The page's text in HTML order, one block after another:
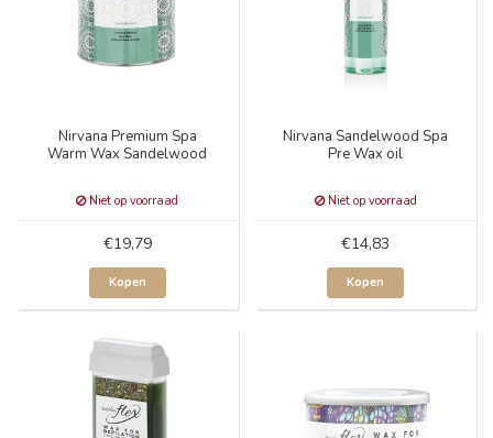
Nirvana Premium Spa
Warm Wax Sandelwood
Niet op voorraad
€19,79
Kopen
Nirvana Sandelwood Spa
Pre Wax oil
Niet op voorraad
€14,83
Kopen